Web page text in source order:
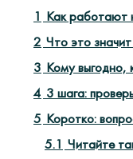
1 Как работают
2 Что это
3 Кому выгодно,
4 3 шага:
5 Коротко:
5.1 Читайте